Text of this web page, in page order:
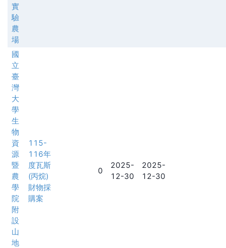
實
驗
農
場
國
立
臺
灣
大
學
生
物
資
源
暨
農
學
院
附
設
山
地
115-
116年
度瓦斯
(丙烷)
財物採
購案
0
2025-
12-30
2025-
12-30